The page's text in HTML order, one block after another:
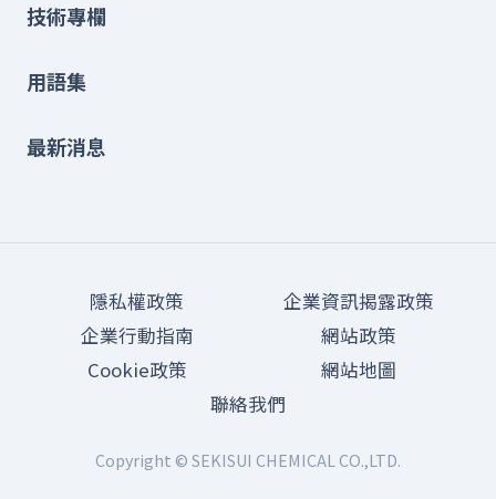
技術專欄
用語集
最新消息
隱私權政策
企業資訊揭露政策
企業行動指南
網站政策
Cookie政策
網站地圖
聯絡我們
Copyright © SEKISUI CHEMICAL CO.,LTD.